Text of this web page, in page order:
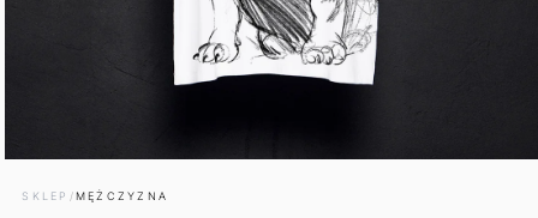
SKLEP /MĘŻCZYZNA